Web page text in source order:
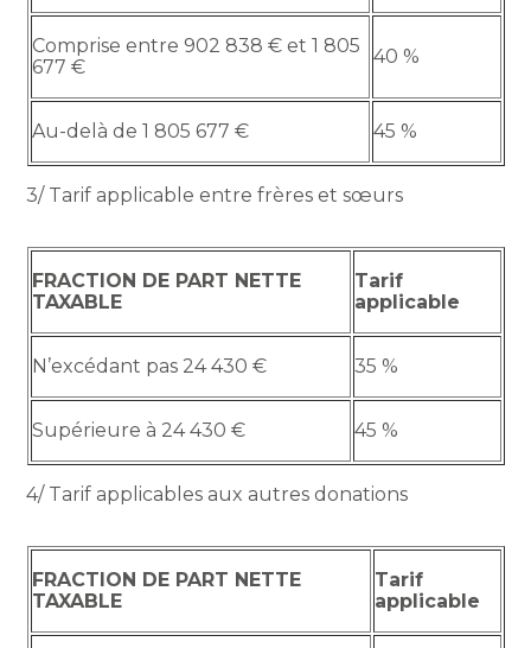
Comprise entre 902 838 € et 1 805
677 €
40 %
Au-delà de 1 805 677 € 45 %
3/ Tarif applicable entre frères et sœurs
FRACTION DE PART NETTE
TAXABLE
Tarif
applicable
N’excédant pas 24 430 € 35 %
Supérieure à 24 430 € 45 %
4/ Tarif applicables aux autres donations
FRACTION DE PART NETTE
TAXABLE
Tarif
applicable